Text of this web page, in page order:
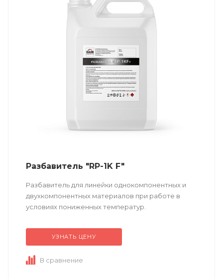
Разбавитель "RP-1K F"
Разбавитель для линейки однокомпонентных и
двухкомпонентных материалов при работе в
условиях пониженных температур.
УЗНАТЬ ЦЕНУ
В сравнение